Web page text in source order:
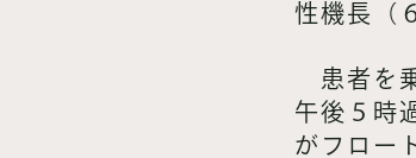
性機長（
患者を
午後５時
がフロー